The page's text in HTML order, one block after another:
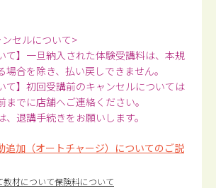
セルについて>
て】一旦納入された体験受講料は、本規
合を除き、払い戻しできません。
て】初回受講前のキャンセルについては
までに店舗へご連絡ください。
退講手続きをお願いします。
追加（オートチャージ）についてのご説
教材について保険料について